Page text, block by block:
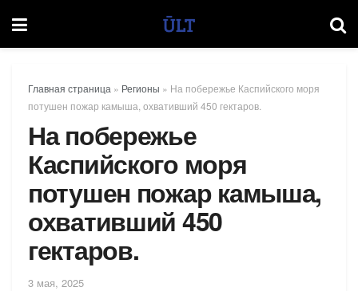
Главная страница » Регионы » На побережье Каспийского моря
потушен пожар камыша, охвативший 450 гектаров.
На побережье
Каспийского моря
потушен пожар камыша,
охвативший 450
гектаров.
3 мая, 2025